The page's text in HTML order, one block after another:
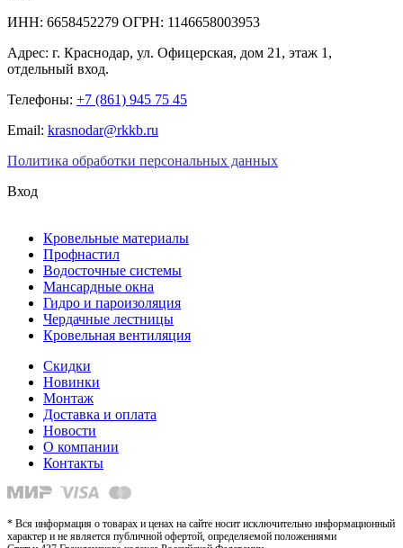
ИНН: 6658452279 ОГРН: 1146658003953
Адрес: г. Краснодар, ул. Офицерская, дом 21, этаж 1,
отдельный вход.
Телефоны: +7 (861) 945 75 45
Email: krasnodar@rkkb.ru
Политика обработки персональных данных
Вход
Кровельные материалы
Профнастил
Водосточные системы
Мансардные окна
Гидро и пароизоляция
Чердачные лестницы
Кровельная вентиляция
Скидки
Новинки
Монтаж
Доставка и оплата
Новости
О компании
Контакты
* Вся информация о товарах и ценах на сайте носит исключительно информационный
характер и не является публичной офертой, определяемой положениями